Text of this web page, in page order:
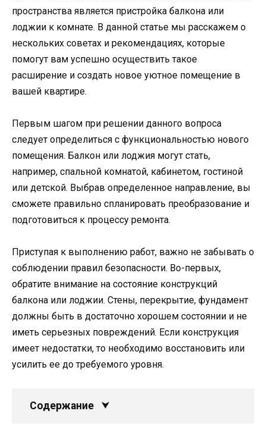
пространства является пристройка балкона или
лоджии к комнате. В данной статье мы расскажем о
нескольких советах и рекомендациях, которые
помогут вам успешно осуществить такое
расширение и создать новое уютное помещение в
вашей квартире.
Первым шагом при решении данного вопроса
следует определиться с функциональностью нового
помещения. Балкон или лоджия могут стать,
например, спальной комнатой, кабинетом, гостиной
или детской. Выбрав определенное направление, вы
сможете правильно спланировать преобразование и
подготовиться к процессу ремонта.
Приступая к выполнению работ, важно не забывать о
соблюдении правил безопасности. Во-первых,
обратите внимание на состояние конструкций
балкона или лоджии. Стены, перекрытие, фундамент
должны быть в достаточно хорошем состоянии и не
иметь серьезных повреждений. Если конструкция
имеет недостатки, то необходимо восстановить или
усилить ее до требуемого уровня.
Содержание